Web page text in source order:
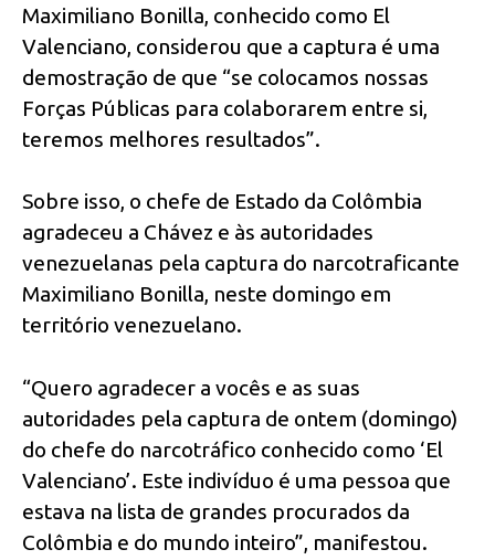
Maximiliano Bonilla, conhecido como El
Valenciano, considerou que a captura é uma
demostração de que “se colocamos nossas
Forças Públicas para colaborarem entre si,
teremos melhores resultados”.
Sobre isso, o chefe de Estado da Colômbia
agradeceu a Chávez e às autoridades
venezuelanas pela captura do narcotraficante
Maximiliano Bonilla, neste domingo em
território venezuelano.
“Quero agradecer a vocês e as suas
autoridades pela captura de ontem (domingo)
do chefe do narcotráfico conhecido como ‘El
Valenciano’. Este indivíduo é uma pessoa que
estava na lista de grandes procurados da
Colômbia e do mundo inteiro”, manifestou.